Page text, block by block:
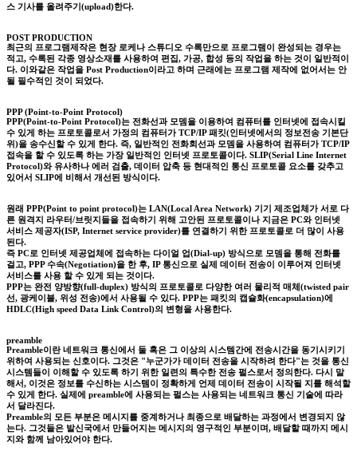
스 기사를 올려주기(upload)한다.
POST PRODUCTION
최근의 프로그램제작은 현장 로케나 스튜디오 수록만으로 프로그램이 완성되는 경우는
적고, 수록된 각종 영상소재를 사용하여 편집, 가공, 합성 등의 작업을 하는 것이 일반적이
다. 이와같은 작업을 Post Production이라고 하며 근래에는 프로그램 제작에 없어서는 안
될 필수적인 것이 되었다.
PPP (Point-to-Point Protocol)
PPP(Point-to-Point Protocol)는 전화선과 모뎀을 이용하여 컴퓨터를 인터넷에 접속시킬
수 있게 하는 프로토콜로서 가정의 컴퓨터가 TCP/IP 패킷(인터넷에서의 정보전송 기본단
위)을 송수신할 수 있게 한다. 즉, 일반적인 전화회선과 모뎀을 사용하여 컴퓨터가 TCP/IP
접속을 할 수 있도록 하는 가장 일반적인 인터넷 프로토콜이다. SLIP(Serial Line Internet
Protocol)와 유사하나 에러 검출, 데이터 압축 등 현대적인 통신 프로토콜 요소를 갖추고
있어서 SLIP에 비해서 개선된 방식이다.
원래 PPP(Point to point protocol)는 LAN(Local Area Network) 기기 제조업체가 서로 다
른 원격지 라우터/브릿지들을 접속하기 위해 고안된 프로토콜이나 지금은 PC와 인터넷
서비스 제공자(ISP, Internet service provider)를 연결하기 위한 프로토콜로 더 많이 사용
된다.
즉 PC로 인터넷 제공업체에 접속하는 다이얼 업(Dial-up) 방식으로 모뎀을 통해 전화를
걸고, PPP 수속(Negotiation)을 한 후, IP 통신으로 실제 데이터 전송이 이루어져 인터넷
서비스를 사용 할 수 있게 되는 것이다.
PPP는 완전 양방향(full-duplex) 방식의 프로토콜로 다양한 여러 물리적 매체(twisted pair
선, 광케이블, 위성 전송)에서 사용될 수 있다. PPP는 패킷의 캡슐화(encapsulation)에
HDLC(High speed Data Link Control)의 변형을 사용한다.
preamble
Preamble이란 네트워크 통신에서 둘 혹은 그 이상의 시스템간에 전송시간을 동기시키기
위하여 사용되는 신호이다. 그것은 "누군가가 데이터 전송을 시작하려 한다"는 것을 통신
시스템들이 이해할 수 있도록 하기 위한 일련의 특수한 전송 펄스로서 정의한다. 다시 말
해서, 이것은 정보를 수신하는 시스템이 정확하게 언제 데이터 전송이 시작될 지를 해석할
수 있게 한다. 실제에 preamble에 사용되는 펄스는 사용되는 네트워크 통신 기술에 따라
서 달라진다.
Preamble의 모든 부분은 메시지를 중계하거나 최종으로 배달하는 과정에서 변경되지 않
는다. 그것들은 발신국에서 만들어지는 메시지의 영구적인 부분이며, 배달할 때까지 메시
지와 함께 남아있어야 한다.